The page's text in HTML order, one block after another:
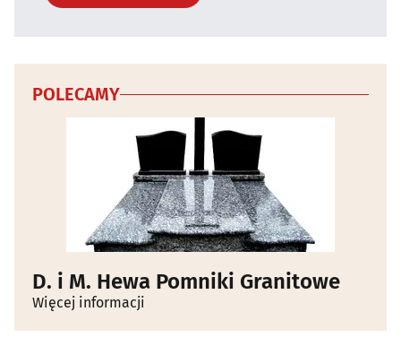
POLECAMY
D. i M. Hewa Pomniki Granitowe
Więcej informacji